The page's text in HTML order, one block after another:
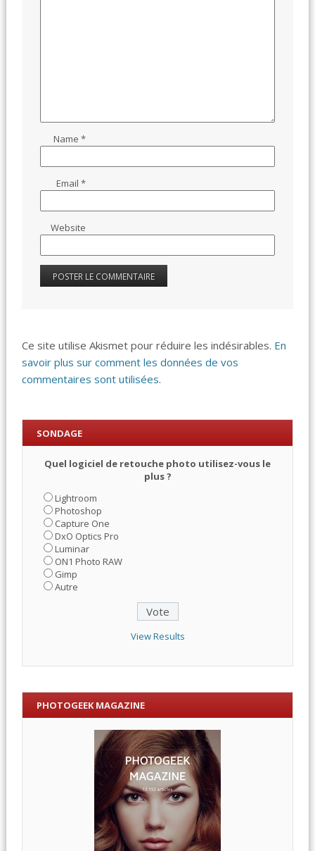
Name*
Email*
Website
Ce site utilise Akismet pour réduire les indésirables. En
savoir plus sur comment les données de vos
commentaires sont utilisées.
SONDAGE
Quel logiciel de retouche photo utilisez-vous le
plus ?
Lightroom
Photoshop
Capture One
DxO Optics Pro
Luminar
ON1 Photo RAW
Gimp
Autre
View Results
PHOTOGEEK MAGAZINE